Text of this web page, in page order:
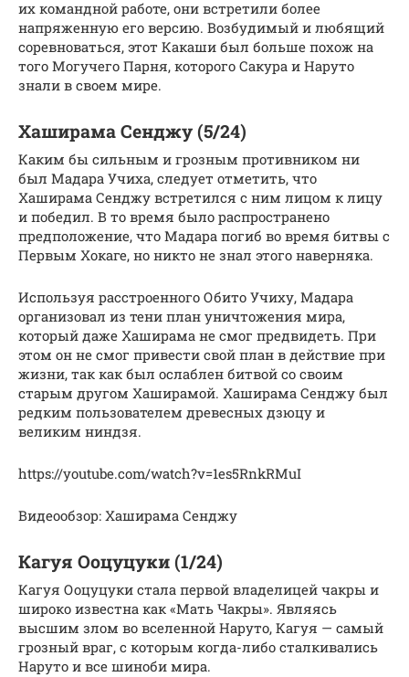
их командной работе, они встретили более
напряженную его версию. Возбудимый и любящий
соревноваться, этот Какаши был больше похож на
того Могучего Парня, которого Сакура и Наруто
знали в своем мире.
Хаширама Сенджу (5/24)
Каким бы сильным и грозным противником ни
был Мадара Учиха, следует отметить, что
Хаширама Сенджу встретился с ним лицом к лицу
и победил. В то время было распространено
предположение, что Мадара погиб во время битвы с
Первым Хокаге, но никто не знал этого наверняка.
Используя расстроенного Обито Учиху, Мадара
организовал из тени план уничтожения мира,
который даже Хаширама не смог предвидеть. При
этом он не смог привести свой план в действие при
жизни, так как был ослаблен битвой со своим
старым другом Хаширамой. Хаширама Сенджу был
редким пользователем древесных дзюцу и
великим ниндзя.
https://youtube.com/watch?v=1es5RnkRMuI
Видеообзор: Хаширама Сенджу
Кагуя Ооцуцуки (1/24)
Кагуя Ооцуцуки стала первой владелицей чакры и
широко известна как «Мать Чакры». Являясь
высшим злом во вселенной Наруто, Кагуя — самый
грозный враг, с которым когда-либо сталкивались
Наруто и все шиноби мира.